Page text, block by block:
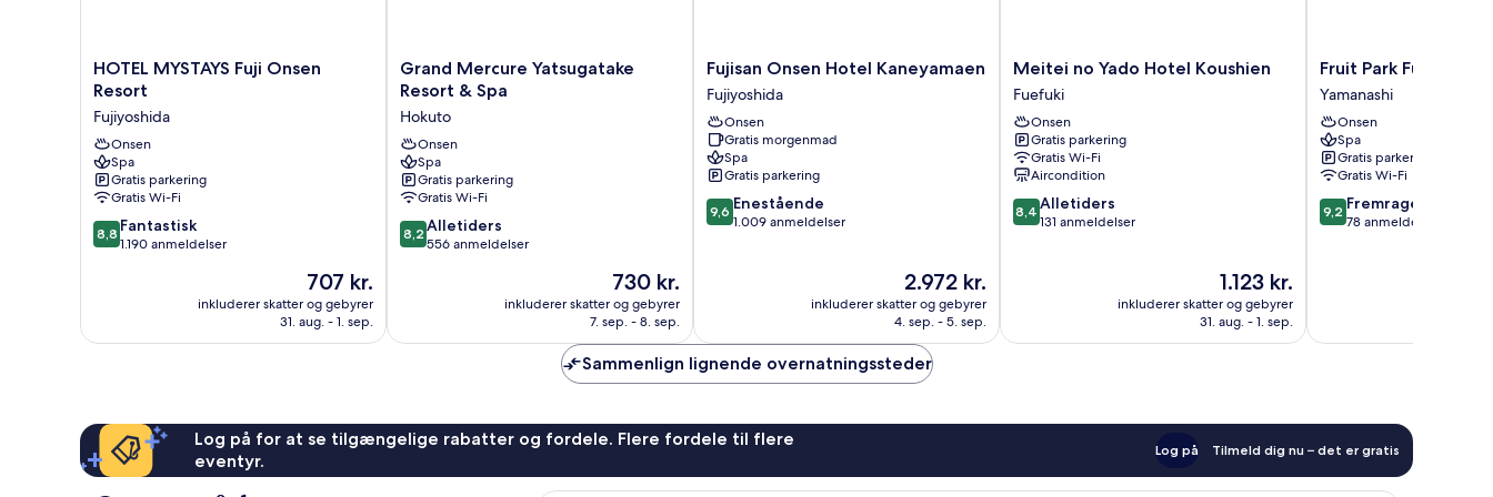
HOTEL
MYSTAYS
Onsen
Resort
Fujiyoshida
HOTEL MYSTAYS Fuji Onsen
Resort
Fujiyoshida
Onsen
Spa
Gratis parkering
Gratis Wi-Fi
8.8
ud
anmeldelser
8,8 Fantastisk
1.190 anmeldelser
Prisen
er
707 kr.
707 kr.
inkluderer skatter og gebyrer
31. aug. - 1. sep.
Grand
Mercure
Resort
&
Spa
Hokuto
Grand Mercure Yatsugatake
Resort & Spa
Hokuto
Onsen
Spa
Gratis parkering
Gratis Wi-Fi
8.2
ud
anmeldelser
8,2 Alletiders
556 anmeldelser
Prisen
er
730 kr.
730 kr.
inkluderer skatter og gebyrer
7. sep. - 8. sep.
Fujisan
Onsen
Hotel
Kaneyamaen
Fujiyoshida
Fujisan Onsen Hotel Kaneyamaen
Fujiyoshida
Onsen
Gratis morgenmad
Spa
Gratis parkering
9.6
ud
9,6 Enestående
1.009 anmeldelser
Prisen
er
2.972 kr.
2.972 kr.
inkluderer skatter og gebyrer
4. sep. - 5. sep.
Meitei
no
Yado
Hotel
Koushien
Fuefuki
Meitei no Yado Hotel Koushien
Fuefuki
Onsen
Gratis parkering
Gratis Wi-Fi
Aircondition
8.4
ud
8,4 Alletiders
131 anmeldelser
Prisen
er
1.123 kr.
1.123 kr.
inkluderer skatter og gebyrer
31. aug. - 1. sep.
Fruit
Park
Fujiya
Hotel
Yamanashi
Fruit Park Fujiya
Yamanashi
Onsen
Spa
Gratis parkering
Gratis Wi-Fi
9.2
ud
9,2 Fremragende
78 anmeldelser
Sammenlign lignende overnatningssteder
Log på for at se tilgængelige rabatter og fordele. Flere fordele til flere
eventyr.
Log på Tilmeld dig nu – det er gratis